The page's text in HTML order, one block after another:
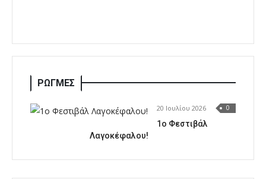
ΡΩΓΜΕΣ
20 Ιουλίου 2026 0
1o Φεστιβάλ
Λαγοκέφαλου!